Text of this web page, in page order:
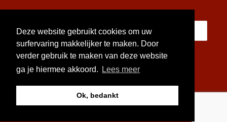
Deze website gebruikt cookies om uw
surfervaring makkelijker te maken. Door
verder gebruik te maken van deze website
ga je hiermee akkoord.
Lees meer
Ok, bedankt
© VBRO Plus 2026